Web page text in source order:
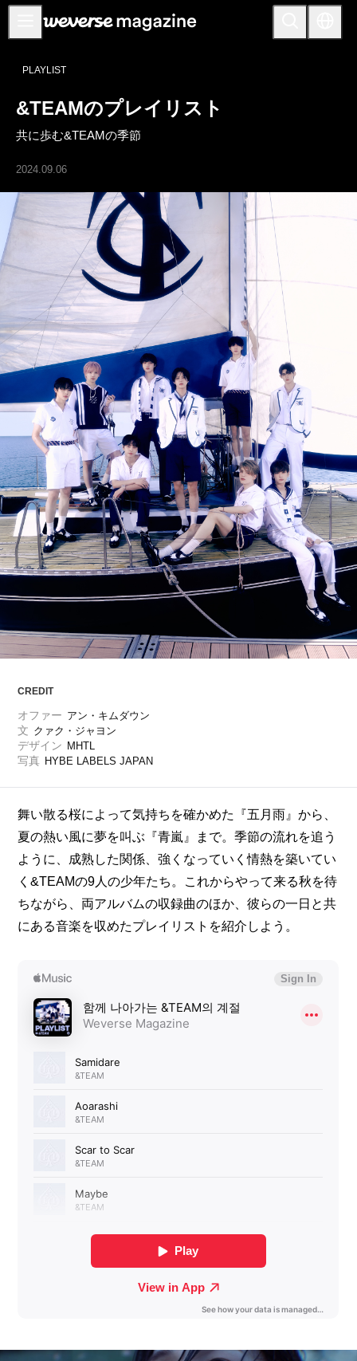
お知らせ
FEATURE
INTERVIEW
REVIEW
INTERACTIVE
FIRST+VIEW
INDUSTRY
PLAYLIST
NoW
ALL
ARTICLES
LOGIN
PLAYLIST
&TEAMのプレイリスト
共に歩む&TEAMの季節
2024.09.06
CREDIT
オファー アン・キムダウン
文 クァク・ジャヨン
デザイン MHTL
写真 HYBE LABELS JAPAN
舞い散る桜によって気持ちを確かめた『五月雨』から、
夏の熱い風に夢を叫ぶ『青嵐』まで。季節の流れを追う
ように、成熟した関係、強くなっていく情熱を築いてい
く&TEAMの9人の少年たち。これからやって来る秋を待
ちながら、両アルバムの収録曲のほか、彼らの一日と共
にある音楽を収めたプレイリストを紹介しよう。